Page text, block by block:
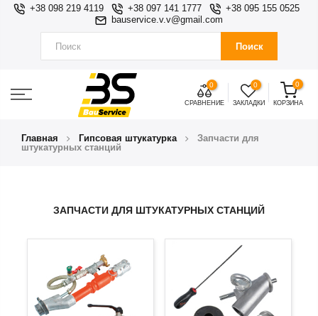
+38 098 219 4119 +38 097 141 1777
+38 095 155 0525
bauservice.v.v@gmail.com
Поиск
0
СРАВНЕНИЕ
0
ЗАКЛАДКИ
0
КОРЗИНА
Главная Гипсовая штукатурка
Запчасти для
штукатурных станций
ЗАПЧАСТИ ДЛЯ ШТУКАТУРНЫХ СТАНЦИЙ